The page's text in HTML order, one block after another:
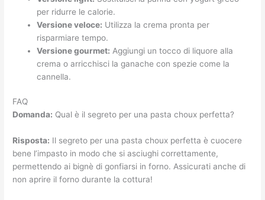
per ridurre le calorie.
Versione veloce: Utilizza la crema pronta per
risparmiare tempo.
Versione gourmet: Aggiungi un tocco di liquore alla
crema o arricchisci la ganache con spezie come la
cannella.
FAQ
Domanda: Qual è il segreto per una pasta choux perfetta?
Risposta: Il segreto per una pasta choux perfetta è cuocere
bene l’impasto in modo che si asciughi correttamente,
permettendo ai bignè di gonfiarsi in forno. Assicurati anche di
non aprire il forno durante la cottura!